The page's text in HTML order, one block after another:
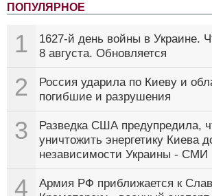
ПОПУЛЯРНОЕ
1
1627-й день войны в Украине.
8 августа. Обновляется
2
Россия ударила по Киеву и
погибшие и разрушения
3
Разведка США предупредила,
уничтожить энергетику Киева
независимости Украины - СМИ
4
Армия РФ приближается к